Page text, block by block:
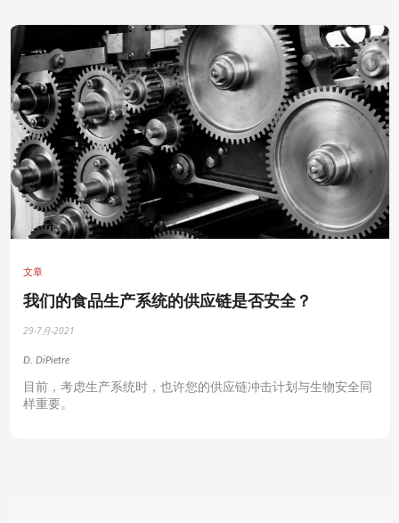
文章
我们的食品生产系统的供应链是否安全？
29-7月-2021
D. DiPietre
目前，考虑生产系统时，也许您的供应链冲击计划与生物安全同
样重要。